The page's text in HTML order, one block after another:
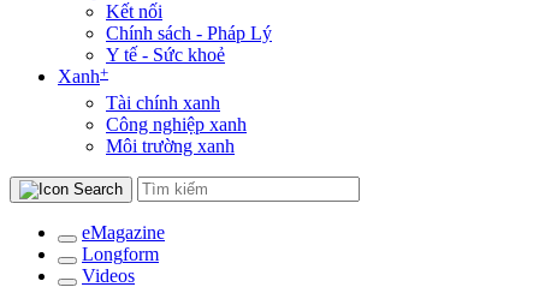
Kết nối
Chính sách - Pháp Lý
Y tế - Sức khoẻ
Xanh+
Tài chính xanh
Công nghiệp xanh
Môi trường xanh
eMagazine
Longform
Videos